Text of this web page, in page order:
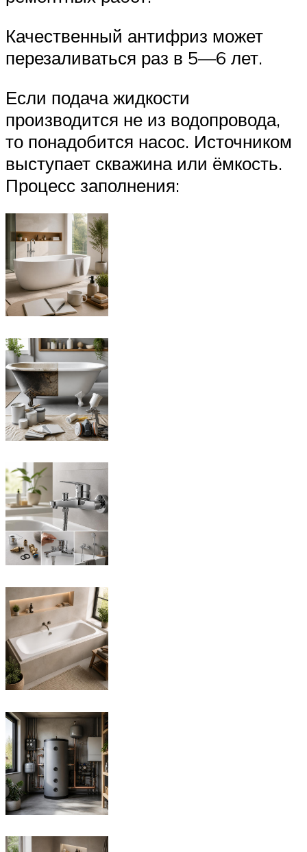
Качественный антифриз может
перезаливаться раз в 5—6 лет.
Если подача жидкости
производится не из водопровода,
то понадобится насос. Источником
выступает скважина или ёмкость.
Процесс заполнения: